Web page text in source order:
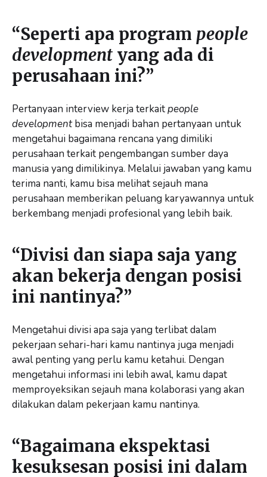
“Seperti apa program people
development yang ada di
perusahaan ini?”
Pertanyaan interview kerja terkaitpeople
developmentbisa menjadi bahan pertanyaan untuk
mengetahui bagaimana rencana yang dimiliki
perusahaan terkait pengembangan sumber daya
manusia yang dimilikinya. Melalui jawaban yang kamu
terima nanti, kamu bisa melihat sejauh mana
perusahaan memberikan peluang karyawannya untuk
berkembang menjadi profesional yang lebih baik.
“Divisi dan siapa saja yang
akan bekerja dengan posisi
ini nantinya?”
Mengetahui divisi apa saja yang terlibat dalam
pekerjaan sehari-hari kamu nantinya juga menjadi
awal penting yang perlu kamu ketahui. Dengan
mengetahui informasi ini lebih awal, kamu dapat
memproyeksikan sejauh mana kolaborasi yang akan
dilakukan dalam pekerjaan kamu nantinya.
“Bagaimana ekspektasi
kesuksesan posisi ini dalam